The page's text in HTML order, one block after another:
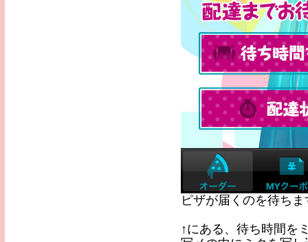
ピザが届くのを待ちま
↑にある、待ち時間を